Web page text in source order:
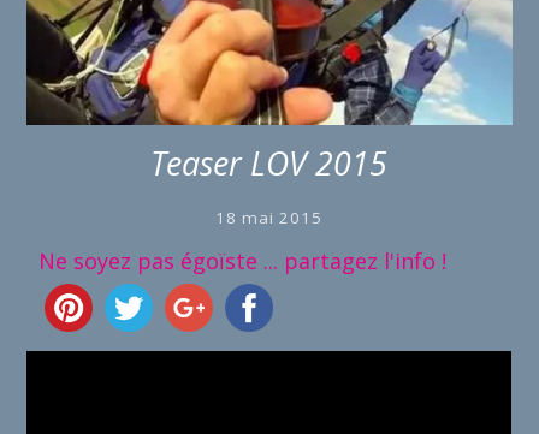
Teaser LOV 2015
18 mai 2015
Ne soyez pas égoïste ... partagez l'info !